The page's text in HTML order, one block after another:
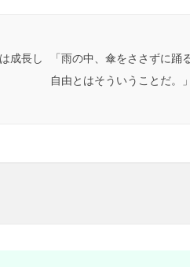
成長し
「雨の中、傘をささずに踊
自由とはそういうことだ。